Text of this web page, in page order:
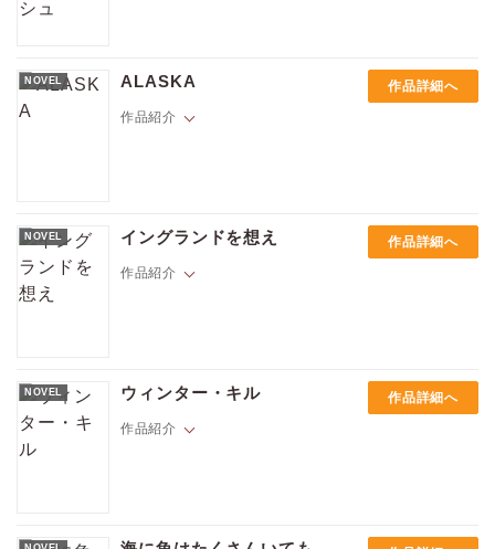
ダガー書店に戻ったアドリアン。義妹のナタリーと従業員のアンガスの
関係に時差ぼけの頭を悩ます彼の前に現れたのは、かつてアドリアン所
有の敷地内で起きた殺人事件で知り合ったケヴィン。消えた恋人を探す
※「雪の天使」は『雪の天使 Icecapade』、「欠けた景色」は『欠けた
景色 In Plain Sight』として配信している作品と同じ内容となります。イ
ラストは草間さかえ先生です。
NOVEL ALASKA
作品紹介
作品詳細へ
コとスコットが肩を寄せ合って交わしたクリスマスの約束。だがその後
二人は離れ離れに。やがて成長したマルコとスコットは、思いがけない
形で再会する――。
NOVEL イングランドを想え
作品紹介
作品詳細へ
ス。気乗りしないパーティへの参加にはある狙いがあった。自分の指を
吹き飛ばし、大切な友人の命を奪った欠陥銃事件の真相を暴くという目
的が。パーティで出会った詩人、ダ・シルヴァもまた別の目的で屋敷を
調べていた。ともに行動するうち、カーティスは彼の個性的な振る舞い
NOVEL ウィンター・キル
作品紹介
作品詳細へ
やってきたFBI特別捜査官のアダム・ダーリング。彼は、ある事件の判断
ログイン